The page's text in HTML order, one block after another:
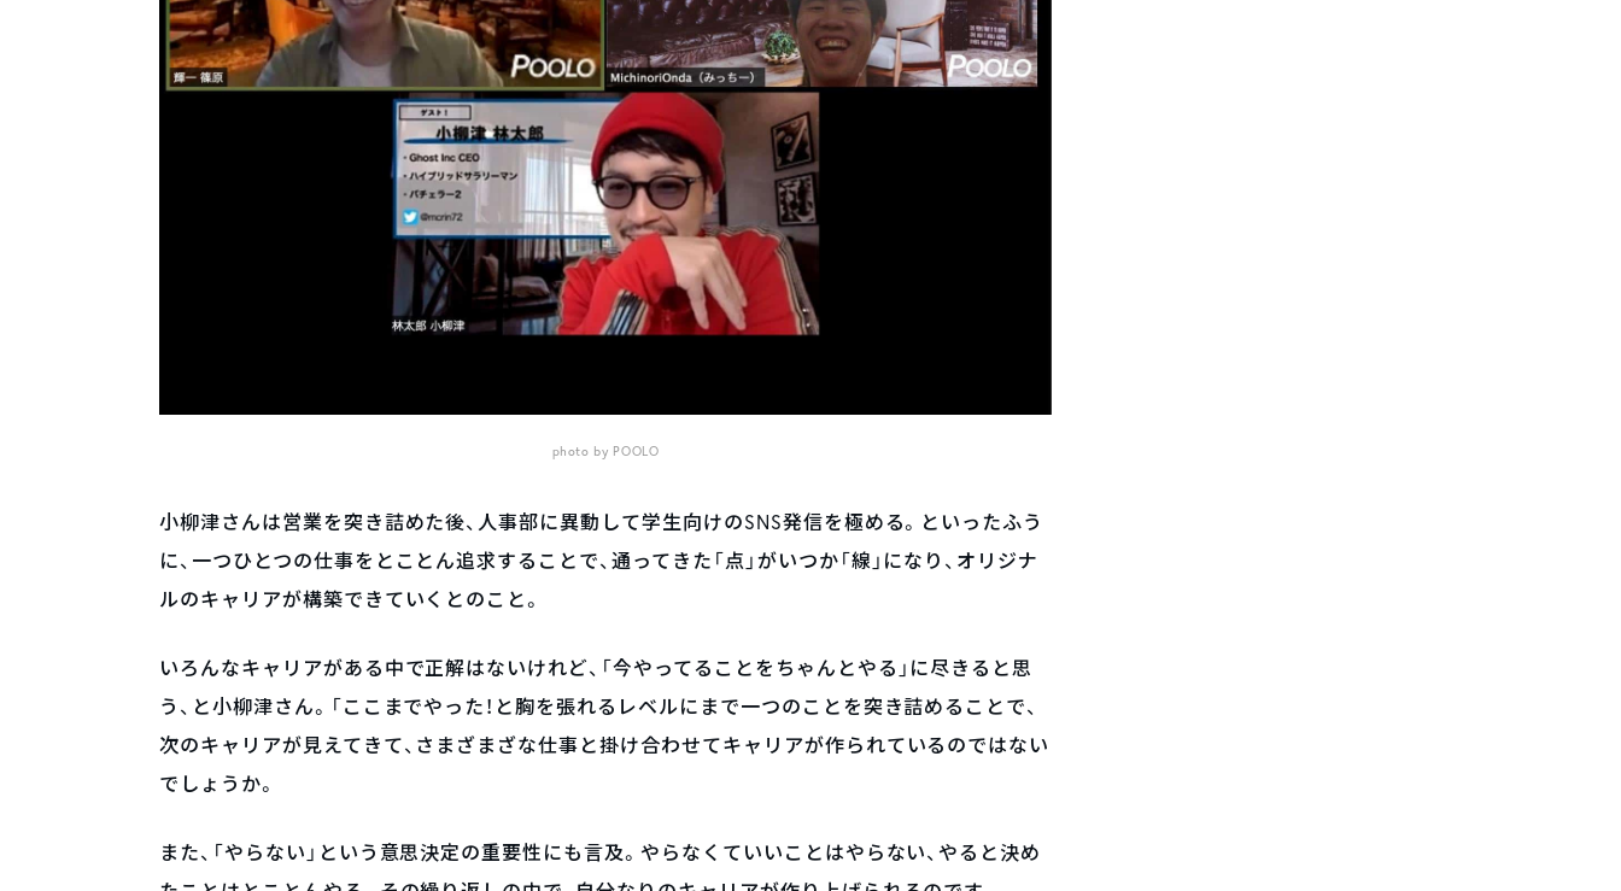
photo by POOLO
小柳津さんは営業を突き詰めた後、人事部に異動して学生向けのSNS発信を極める。といったふう
に、一つひとつの仕事をとことん追求することで、通ってきた「点」がいつか「線」になり、オリジナ
ルのキャリアが構築できていくとのこと。
いろんなキャリアがある中で正解はないけれど、「今やってることをちゃんとやる」に尽きると思
う、と小柳津さん。「ここまでやった！と胸を張れるレベルにまで一つのことを突き詰めることで、
次のキャリアが見えてきて、さまざまざな仕事と掛け合わせてキャリアが作られているのではない
でしょうか。
また、「やらない」という意思決定の重要性にも言及。やらなくていいことはやらない、やると決め